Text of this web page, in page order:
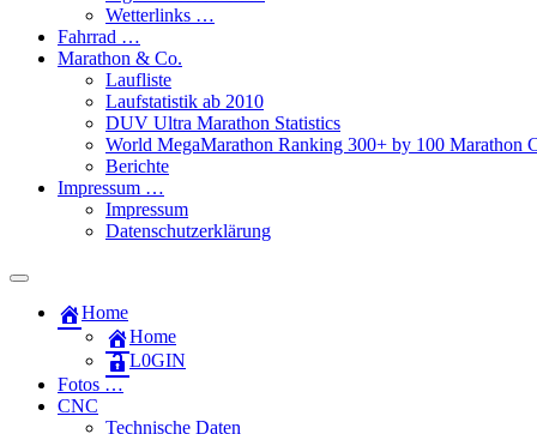
Wetterlinks …
Fahrrad …
Marathon & Co.
Laufliste
Laufstatistik ab 2010
DUV Ultra Marathon Statistics
World MegaMarathon Ranking 300+ by 100 Marathon
Berichte
Impressum …
Impressum
Datenschutzerklärung
Toggle
field
Home
Home
L​0​​GIN
Fotos …
CNC
Technische Daten